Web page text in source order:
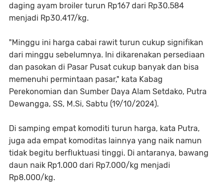
daging ayam broiler turun Rp167 dari Rp30.584
menjadi Rp30.417/kg.
"Minggu ini harga cabai rawit turun cukup signifikan
dari minggu sebelumnya. Ini dikarenakan persediaan
dan pasokan di Pasar Pusat cukup banyak dan bisa
memenuhi permintaan pasar," kata Kabag
Perekonomian dan Sumber Daya Alam Setdako, Putra
Dewangga, SS, M.Si, Sabtu (19/10/2024).
Di samping empat komoditi turun harga, kata Putra,
juga ada empat komoditas lainnya yang naik namun
tidak begitu berfluktuasi tinggi. Di antaranya, bawang
daun naik Rp1.000 dari Rp7.000/kg menjadi
Rp8.000/kg.